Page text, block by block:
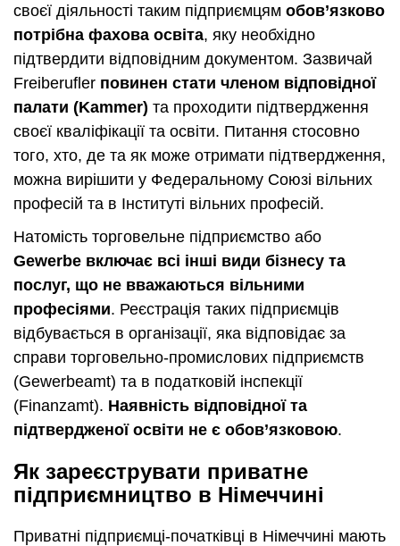
своєї діяльності таким підприємцям обов’язково
потрібна фахова освіта, яку необхідно
підтвердити відповідним документом. Зазвичай
Freiberufler повинен стати членом відповідної
палати (Kammer) та проходити підтвердження
своєї кваліфікації та освіти. Питання стосовно
того, хто, де та як може отримати підтвердження,
можна вирішити у Федеральному Союзі вільних
професій та в Інституті вільних професій.
Натомість торговельне підприємство або
Gewerbe включає всі інші види бізнесу та
послуг, що не вважаються вільними
професіями. Реєстрація таких підприємців
відбувається в організації, яка відповідає за
справи торговельно-промислових підприємств
(Gewerbeamt) та в податковій інспекції
(Finanzamt). Наявність відповідної та
підтвердженої освіти не є обов’язковою.
Як зареєструвати приватне
підприємництво в Німеччині
Приватні підприємці-початківці в Німеччині мають